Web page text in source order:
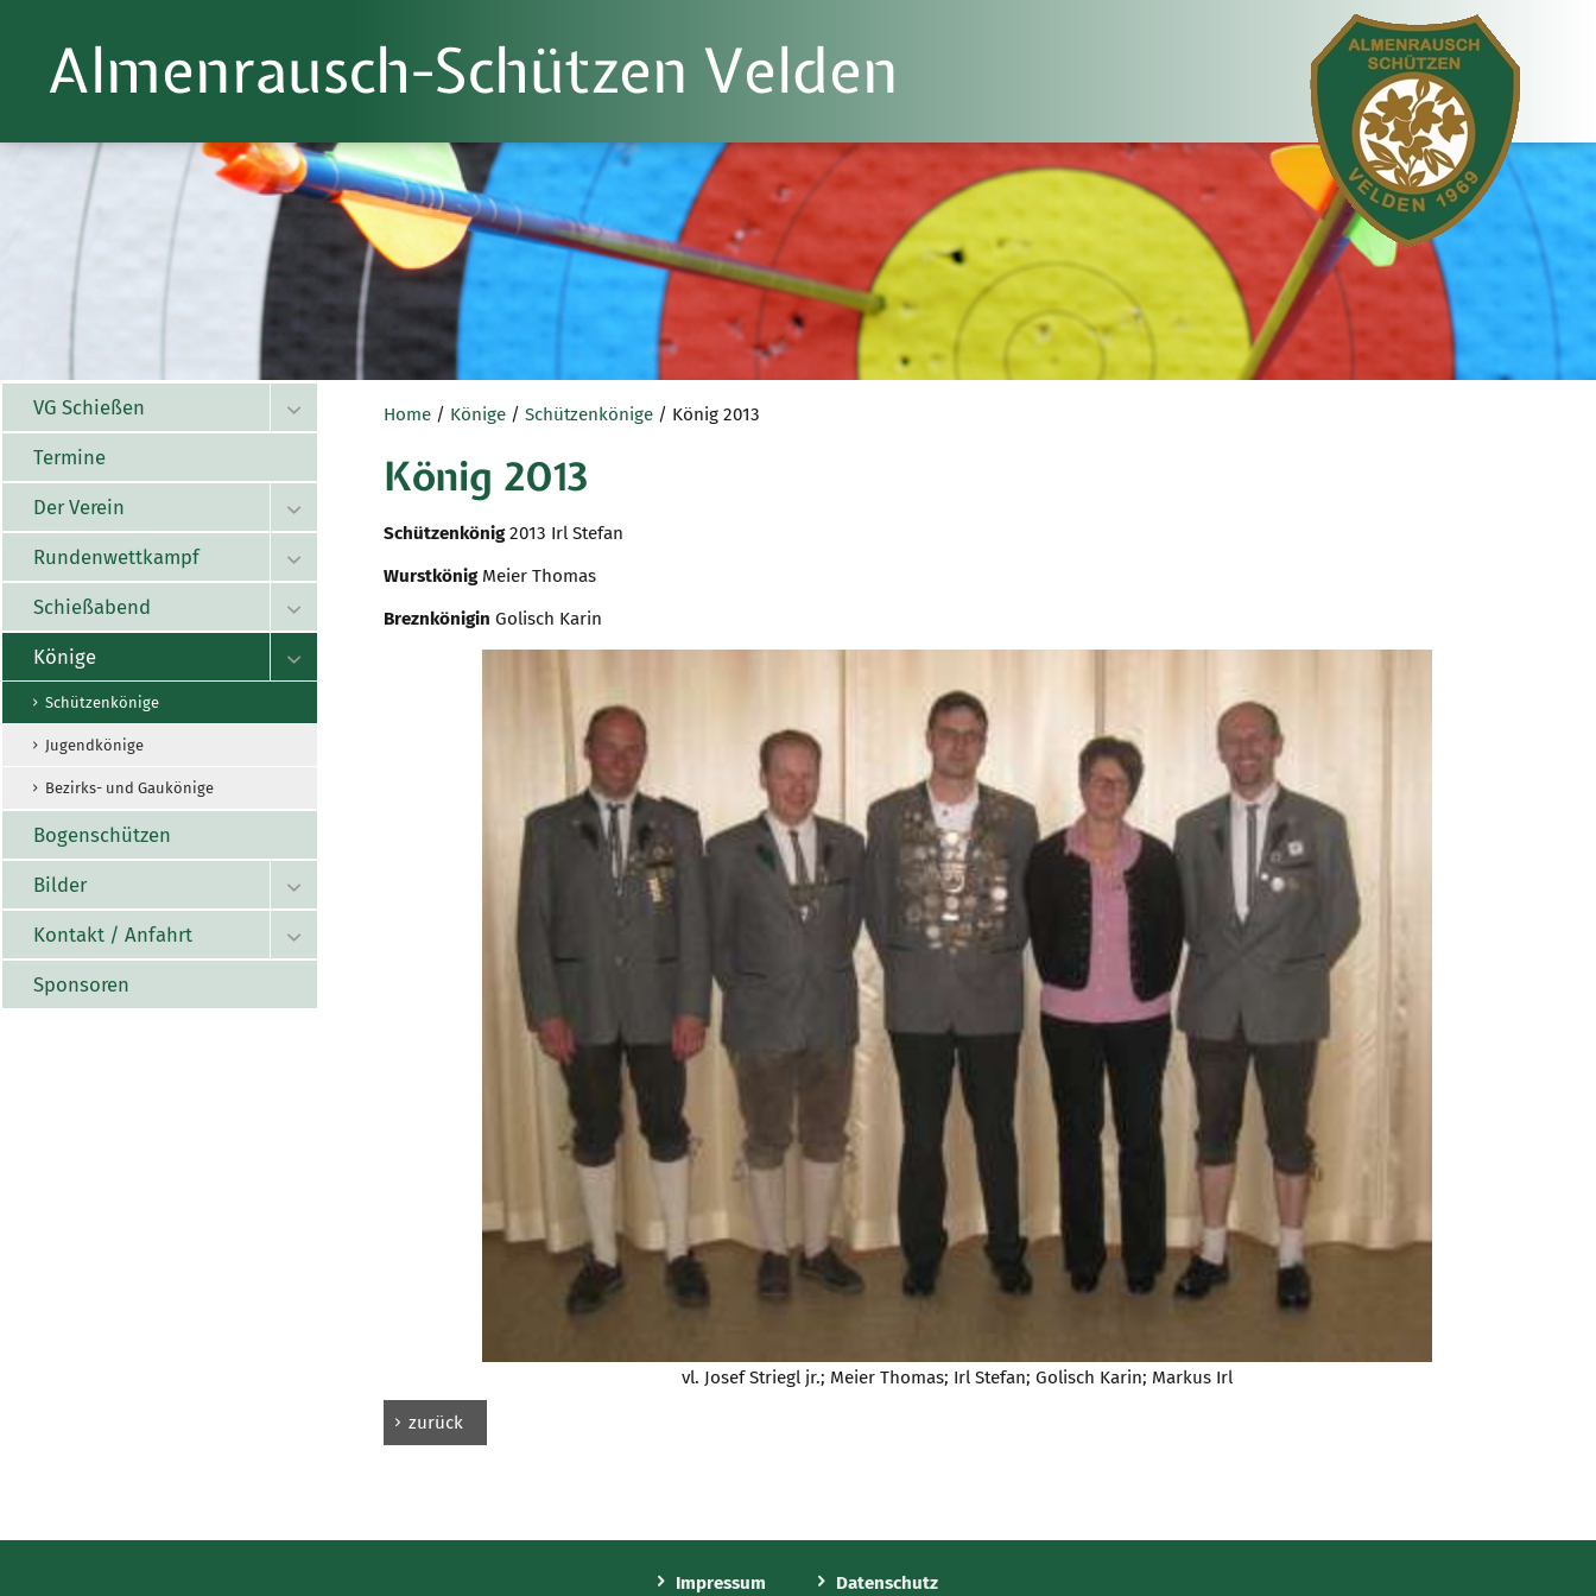
Almenrausch-Schützen Velden
VG Schießen 
Termine
Der Verein 
Rundenwettkampf 
Schießabend 
Könige
Schützenkönige
Jugendkönige
Bezirks- und Gaukönige

Bogenschützen
Bilder 
Kontakt / Anfahrt 
Sponsoren
Home/ Könige/ Schützenkönige/ König 2013
König 2013
Schützenkönig2013 Irl Stefan
WurstkönigMeier Thomas
Breznkönigin Golisch Karin
vl. Josef Striegl jr.; Meier Thomas; Irl Stefan; Golisch Karin; Markus Irl
zurück
Impressum Datenschutz